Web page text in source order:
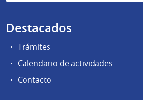
Destacados
Trámites
Calendario de actividades
Contacto